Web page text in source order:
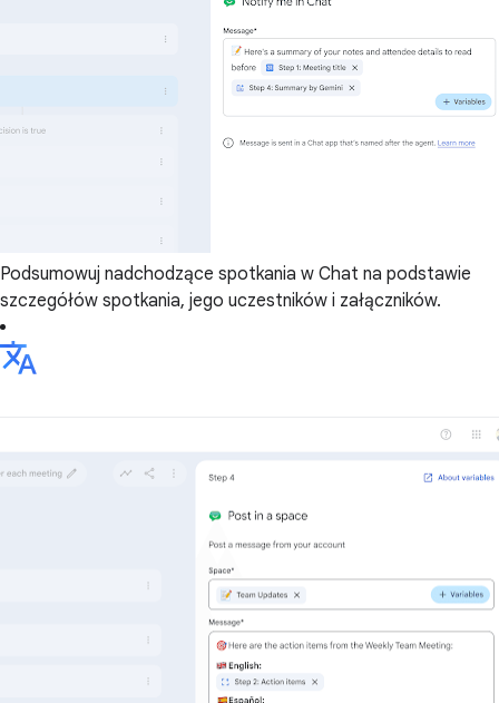
Podsumowuj nadchodzące spotkania w Chat na podstawie
szczegółów spotkania, jego uczestników i załączników.